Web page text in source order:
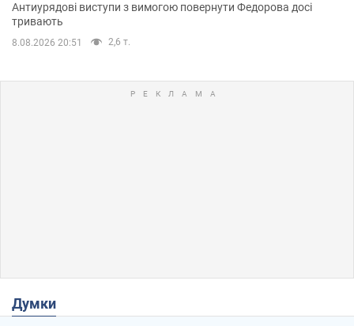
Антиурядові виступи з вимогою повернути Федорова досі
тривають
8.08.2026 20:51 2,6 т.
Думки